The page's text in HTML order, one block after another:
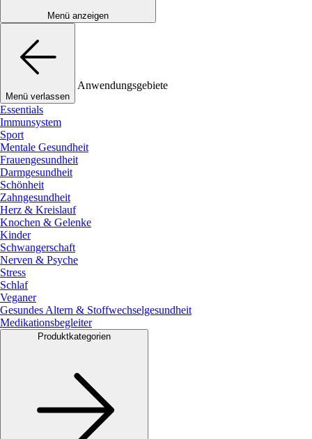
Menü anzeigen
Menü verlassen
Anwendungsgebiete
Essentials
Immunsystem
Sport
Mentale Gesundheit
Frauengesundheit
Darmgesundheit
Schönheit
Zahngesundheit
Herz & Kreislauf
Knochen & Gelenke
Kinder
Schwangerschaft
Nerven & Psyche
Stress
Schlaf
Veganer
Gesundes Altern & Stoffwechselgesundheit
Medikationsbegleiter
Produktkategorien